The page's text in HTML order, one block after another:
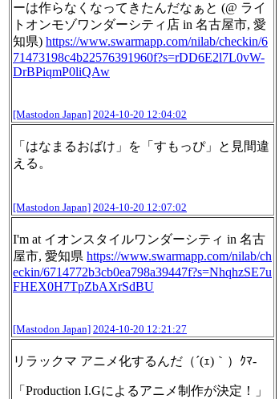
ーは作らなくなってきたんだなぁと (@ ライ
トオンモゾワンダーシティ店 in 名古屋市, 愛
知県) https://www.swarmapp.com/nilab/checkin/6
71473198c4b22576391960f?s=rDD6E2l7L0vW-
DrBPiqmP0liQAw
[Mastodon Japan] 2024-10-20 12:04:02
「はなまるおばけ」を「すもっぴ」と見間違
える。
[Mastodon Japan] 2024-10-20 12:07:02
I'm at イオンスタイルワンダーシティ in 名古
屋市, 愛知県 https://www.swarmapp.com/nilab/ch
eckin/6714772b3cb0ea798a39447f?s=NhqhzSE7u
FHEX0H7TpZbAXrSdBU
[Mastodon Japan] 2024-10-20 12:21:27
リラックマ アニメ化するんだ（´(ｪ)｀）ｸﾏ-
「Production I.Gによるアニメ制作が決定！」